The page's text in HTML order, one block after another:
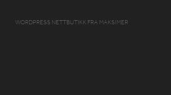
WORDPRESS NETTBUTIKK FRA MAKSIMER